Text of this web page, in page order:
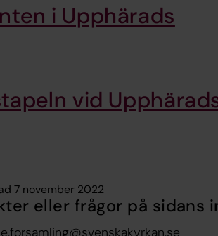
i Upphärads
vid
7 november 2022
eller frågor på sidans